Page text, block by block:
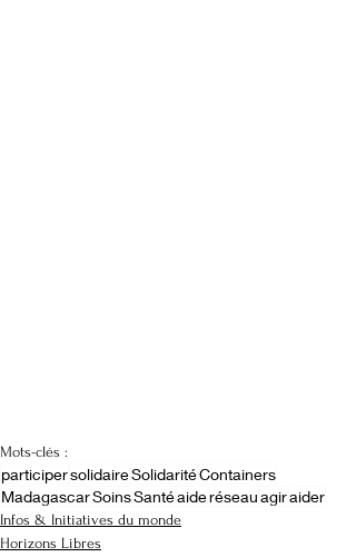
Mots-clés :
participersolidaireSolidaritéContainers
MadagascarSoinsSantéaideréseauagiraider
Infos & Initiatives du monde
Horizons Libres